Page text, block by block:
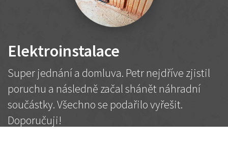
Elektroinstalace
Super jednání a domluva. Petr nejdříve zjistil
poruchu a následně začal shánět náhradní
součástky. Všechno se podařilo vyřešit.
Doporučuji!